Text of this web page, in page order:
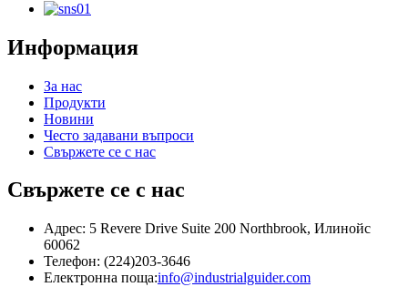
Информация
За нас
Продукти
Новини
Често задавани въпроси
Свържете се с нас
Свържете се с нас
Адрес: 5 Revere Drive Suite 200 Northbrook, Илинойс
60062
Телефон: (224)203-3646
Електронна поща:info@industrialguider.com